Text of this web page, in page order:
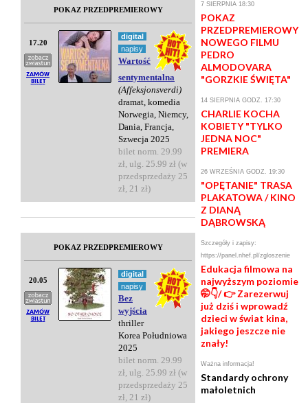
POKAZ PRZEDPREMIEROWY
17.20
digital
napisy
Wartość
sentymentalna
(Affeksjonsverdi)
dramat, komedia
Norwegia, Niemcy,
Dania, Francja,
Szwecja 2025
bilet norm. 29.99
zł, ulg. 25.99 zł (w
przedsprzedaży 25
zł, 21 zł)
POKAZ PRZEDPREMIEROWY
20.05
digital
napisy
Bez
wyjścia
thriller
Korea Południowa
2025
bilet norm. 29.99
zł, ulg. 25.99 zł (w
przedsprzedaży 25
zł, 21 zł)
7 SIERPNIA 18:30
POKAZ
PRZEDPREMIEROWY
NOWEGO FILMU
PEDRO
ALMODOVARA
"GORZKIE ŚWIĘTA"
14 SIERPNIA GODZ. 17:30
CHARLIE KOCHA
KOBIETY "TYLKO
JEDNA NOC"
PREMIERA
26 WRZEŚNIA GODZ. 19:30
"OPĘTANIE" TRASA
PLAKATOWA / KINO
Z DIANĄ
DĄBROWSKĄ
Szczegóły i zapisy:
https://panel.nhef.pl/zgloszenie
Edukacja filmowa na
najwyższym poziomie
🤭👇/ 👉 Zarezerwuj
już dziś i wprowadź
dzieci w świat kina,
jakiego jeszcze nie
znały!
Ważna informacja!
Standardy ochrony
małoletnich